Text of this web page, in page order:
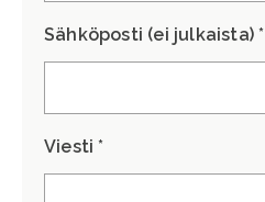
Sähköposti (ei julkaista) *
Viesti *